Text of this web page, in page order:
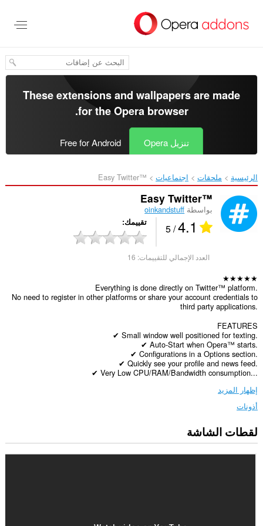
المحتوى
These extensions and wallpapers are made
for theOpera browser
.
تنزيل Opera Free for Android
الرئيسية ملحقات اجتماعيات Easy Twitter™‎
Easy Twitter™
بواسطة oinkandstuff
4.1
/ 5 تقييمك
العدد الإجمالي للتقييمات: 16
★★★★★
Everything is done directly on Twitter™ platform.
No need to register in other platforms or share your account credentials to
third party applications.
FEATURES
✔ Small window well positioned for texting.
✔ Auto-Start when Opera™ starts.
✔ Configurations in a Options section.
✔ Quickly see your profile and news feed.
✔ Very Low CPU/RAM/Bandwidth consumption...
إظهار المزيد
أذونات
يستطيع
هذا
لقطات الشاشة